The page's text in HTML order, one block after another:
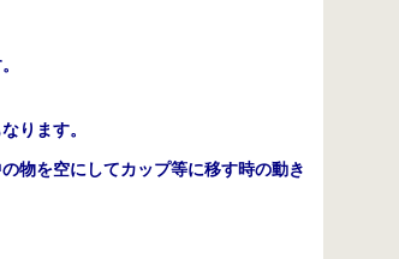
ります。
物を空にしてカップ等に移す時の動き